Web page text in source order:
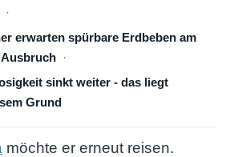
erwarten spürbare Erdbeben am
Ausbruch
sinkt weiter - das liegt
Grund
möchte er erneut reisen.